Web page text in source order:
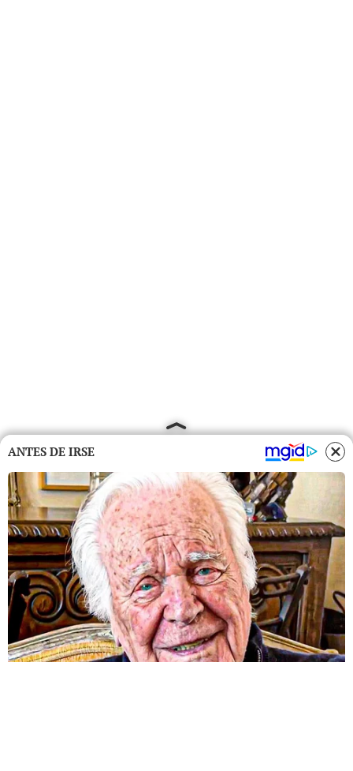
ANTES DE IRSE